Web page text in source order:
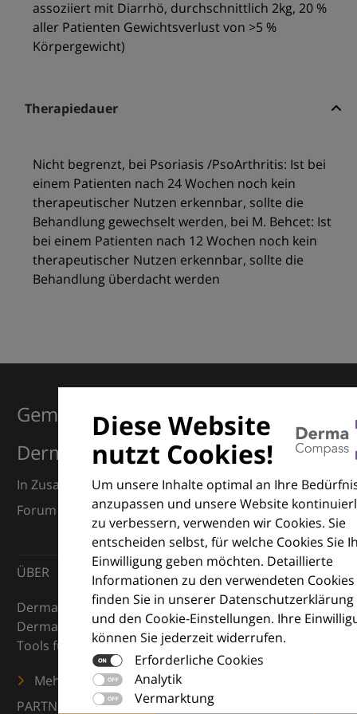
assoziiert mit Diarrhö, durchschnittlich 2kg, 20 %
aller Patienten Gewichtsverlust von >5 %
Körpergewicht)
Therapiedauer
Nicht begrenzt, bei Psoriasis /PsoArthritis: Ist bei
einem Patienten nach 24 Wochen noch kein
therapeutischer Nutzen erkennbar, sollte die
Behandlung gewechselt werden, bei M. Behcet: Ist
bei einem Patienten nach 12 Wochen noch kein
therapeutischer Nutzen erkennbar, sollte die
Behandlung überdacht werden
Diese Website
nutzt Cookies!
Um unsere Inhalte optimal an Ihre
anzupassen und unsere Website
zu verbessern, verwenden wir Cookies. Sie
entscheiden selbst, für welche Cookies Sie
Einwilligung geben möchten. Detaillierte
Informationen zu den verwendeten Cookies
finden Sie in unserer Datenschutzerklärung
und den Cookie-Einstellungen. Ihre
können Sie jederzeit widerrufen.
Erforderliche Cookies
Analytik
Vermarktung
Gemeinsam für Exzellenz in der
Dermatologie
In Zusammenarbeit mit dem European Dermatology
Forum (EDF) und Euroderm Excellence
ÜBER
DermaCompass ist Ihr digitaler Kompass für die
Dermatologie – mit Wissen, Bildern und praktischen
Tools für den klinischen Alltag.
Mehr erfahren
PARTNER